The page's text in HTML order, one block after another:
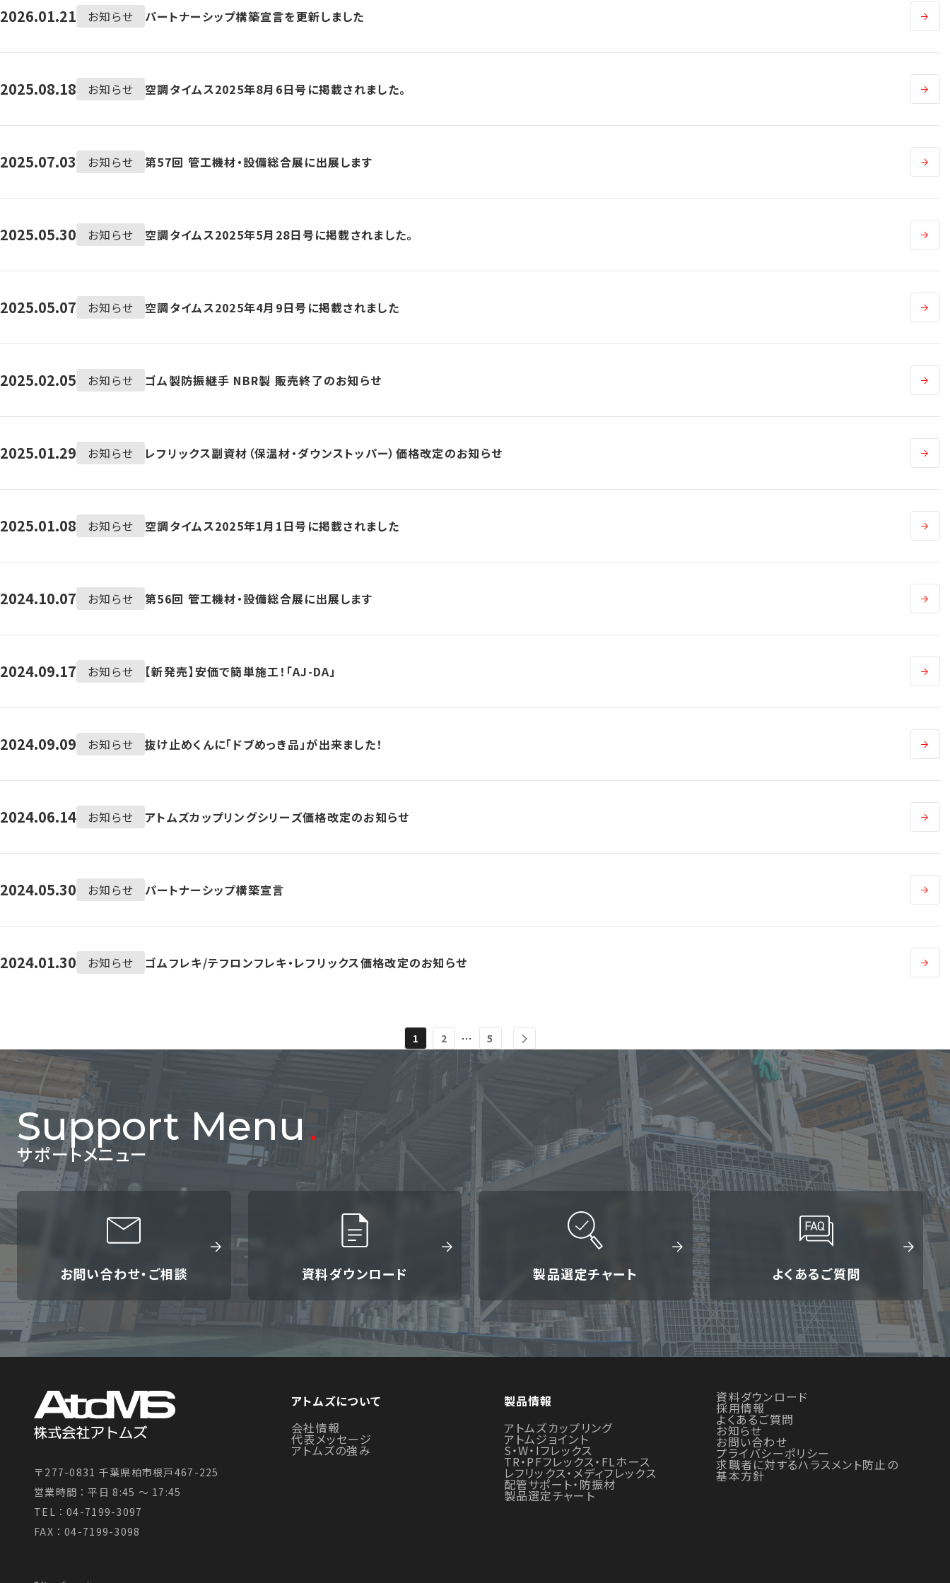
2026.01.21 お知らせ パートナーシップ構築宣言を更新しました
2025.08.18 お知らせ 空調タイムス2025年8月6日号に掲載されました。
2025.07.03 お知らせ 第57回 管工機材・設備総合展に出展します
2025.05.30 お知らせ 空調タイムス2025年5月28日号に掲載されました。
2025.05.07 お知らせ 空調タイムス2025年4月9日号に掲載されました
2025.02.05 お知らせ ゴム製防振継手 NBR製 販売終了のお知らせ
2025.01.29 お知らせ レフリックス副資材（保温材・ダウンストッパー）価格改定のお知らせ
2025.01.08 お知らせ 空調タイムス2025年1月1日号に掲載されました
2024.10.07 お知らせ 第56回 管工機材・設備総合展に出展します
2024.09.17 お知らせ 【新発売】安価で簡単施工！「AJ-DA」
2024.09.09 お知らせ 抜け止めくんに「ドブめっき品」が出来ました！
2024.06.14 お知らせ アトムズカップリングシリーズ価格改定のお知らせ
2024.05.30 お知らせ パートナーシップ構築宣言
2024.01.30 お知らせ ゴムフレキ/テフロンフレキ・レフリックス価格改定のお知らせ
1 2 … 5
Support Menu
サポートメニュー
お問い合わせ・ご相談 資料ダウンロード 製品選定チャート よくあるご質問
〒277-0831 千葉県柏市根戸467-225
営業時間：平日 8:45 〜 17:45
TEL：04-7199-3097
FAX：04-7199-3098
アトムズについて
会社情報
代表メッセージ
アトムズの強み
製品情報
アトムズカップリング
アトムジョイント
S・W・Iフレックス
TR・PFフレックス・FLホース
レフリックス・メディフレックス
配管サポート・防振材
製品選定チャート
資料ダウンロード
採用情報
よくあるご質問
お知らせ
お問い合わせ
プライバシーポリシー
求職者に対するハラスメント防止の
基本方針